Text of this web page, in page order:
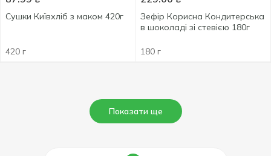
Сушки Київхліб з маком 420г
420 г
Зефір Корисна Кондитерська
в шоколаді зі стевією 180г
180 г
Показати ще